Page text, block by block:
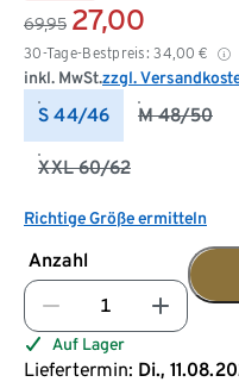
69,95 27,00
30-Tage-Bestpreis: 34,00 €
inkl. MwSt.zzgl.
S 44/46 M 48/50
XXL 60/62
Richtige Größe ermitteln
Anzahl
Auf Lager
Liefertermin: Di.,